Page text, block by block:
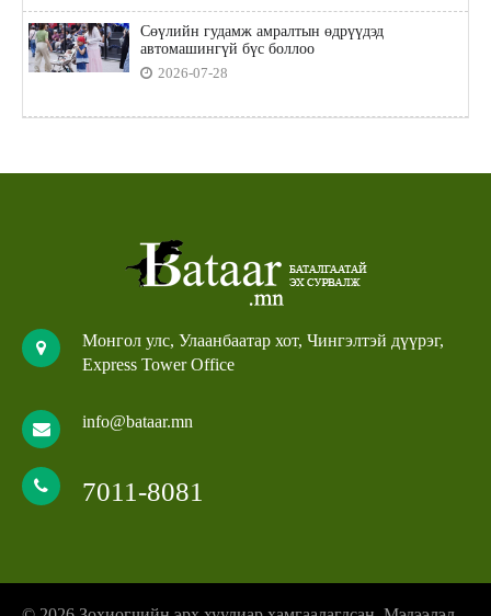
Сөүлийн гудамж амралтын өдрүүдэд
автомашингүй бүс боллоо
2026-07-28
Монгол улс, Улаанбаатар хот, Чингэлтэй дүүрэг,
Express Tower Office
info@bataar.mn
7011-8081